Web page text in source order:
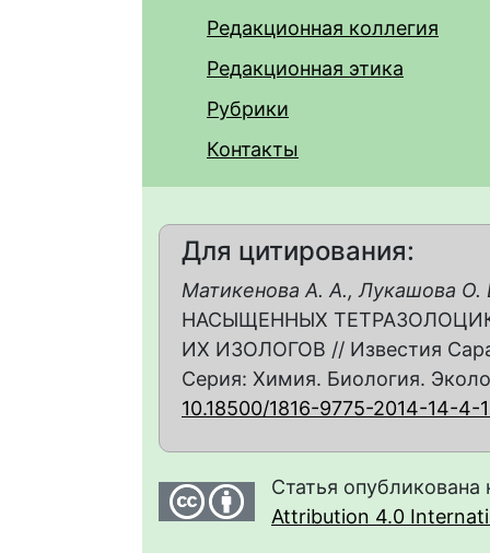
Редакционная коллегия
Редакционная этика
Рубрики
Контакты
Для цитирования:
Матикенова А. А., Лукашова О.
НАСЫЩЕННЫХ
ИХ ИЗОЛОГОВ // Известия
Серия: Химия. Биология.
10.18500/1816-9775-2014-14-4-
Статья
Attribution 4.0